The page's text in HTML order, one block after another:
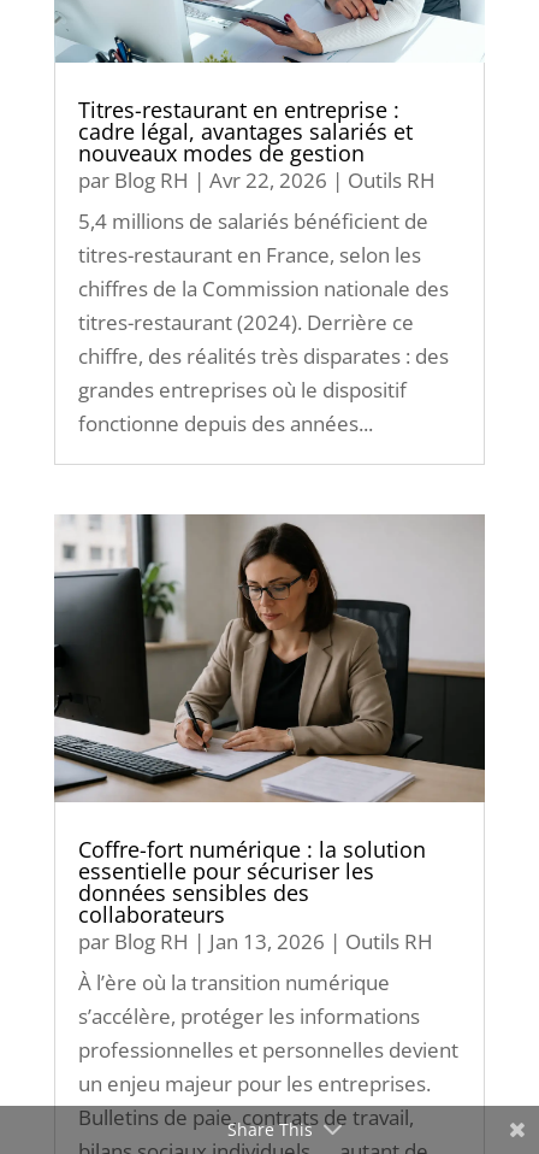
Titres-restaurant en entreprise :
cadre légal, avantages salariés et
nouveaux modes de gestion
par Blog RH | Avr 22, 2026 | Outils RH
5,4 millions de salariés bénéficient de
titres-restaurant en France, selon les
chiffres de la Commission nationale des
titres-restaurant (2024). Derrière ce
chiffre, des réalités très disparates : des
grandes entreprises où le dispositif
fonctionne depuis des années...
Coffre-fort numérique : la solution
essentielle pour sécuriser les
données sensibles des
collaborateurs
par Blog RH | Jan 13, 2026 | Outils RH
À l’ère où la transition numérique
s’accélère, protéger les informations
professionnelles et personnelles devient
un enjeu majeur pour les entreprises.
Bulletins de paie, contrats de travail,
Share This